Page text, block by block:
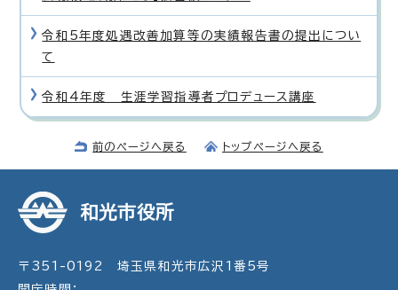
令和5年度処遇改善加算等の実績報告書の提出につい
て
令和4年度 生涯学習指導者プロデュース講座
前のページへ戻る トップページへ戻る
和光市役所
〒351-0192 埼玉県和光市広沢1番5号